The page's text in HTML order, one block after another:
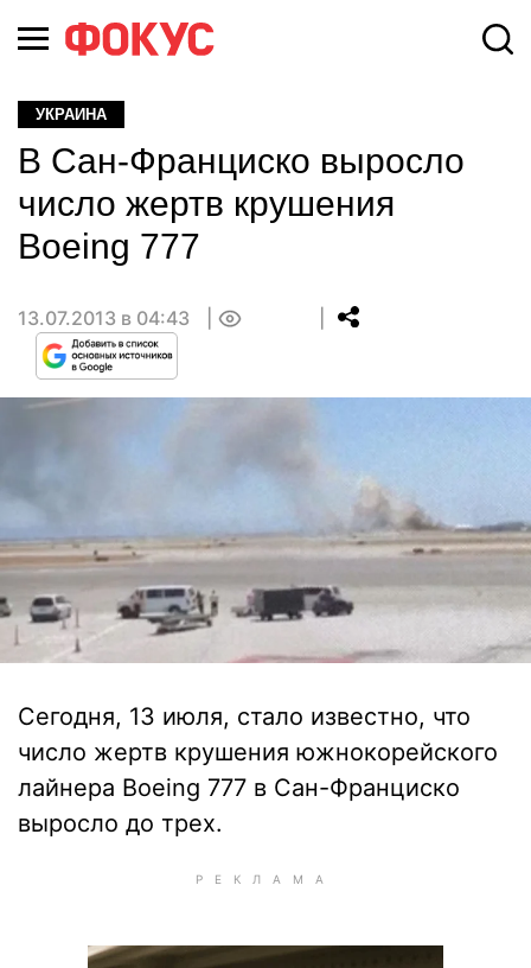
УКРАИНА
В Сан-Франциско выросло
число жертв крушения
Boeing 777
13.07.2013 в 04:43
Сегодня, 13 июля, стало известно, что
число жертв крушения южнокорейского
лайнера Boeing 777 в Сан-Франциско
выросло до трех.